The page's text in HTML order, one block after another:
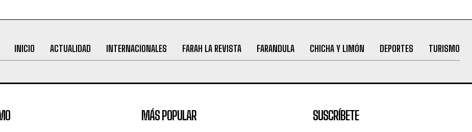
INICIO ACTUALIDAD INTERNACIONALES FARAH LA REVISTA FARANDULA CHICHA Y LIMÓN DEPORTES TURISMO
MÁS POPULAR SUSCRÍBETE